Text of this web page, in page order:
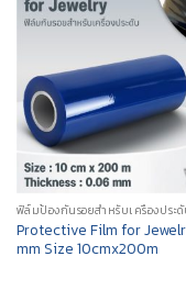
Protective Film for
mm Size 10cmx200m